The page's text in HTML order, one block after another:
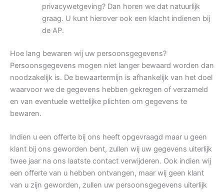
privacywetgeving? Dan horen we dat natuurlijk
graag. U kunt hierover ook een klacht indienen bij
de AP.
Hoe lang bewaren wij uw persoonsgegevens?
Persoonsgegevens mogen niet langer bewaard worden dan
noodzakelijk is. De bewaartermijn is afhankelijk van het doel
waarvoor we de gegevens hebben gekregen of verzameld
en van eventuele wettelijke plichten om gegevens te
bewaren.
Indien u een offerte bij ons heeft opgevraagd maar u geen
klant bij ons geworden bent, zullen wij uw gegevens uiterlijk
twee jaar na ons laatste contact verwijderen. Ook indien wij
een offerte van u hebben ontvangen, maar wij geen klant
van u zijn geworden, zullen uw persoonsgegevens uiterlijk